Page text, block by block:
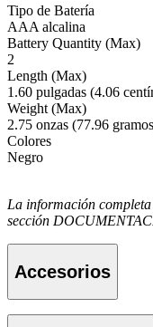
Tipo de Batería
AAA alcalina
Battery Quantity (Max)
2
Length (Max)
1.60 pulgadas (4.06
Weight (Max)
2.75 onzas (77.96
Colores
Negro
La información
sección
Accesorios